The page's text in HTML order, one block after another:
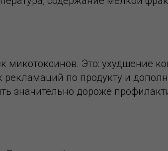
микотоксинов. Это: ухудшение
по продукту и
значительно дороже